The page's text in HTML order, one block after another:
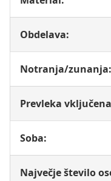
Obdelava:
Notranja/zunanja:
Prevleka
Soba:
Največje število